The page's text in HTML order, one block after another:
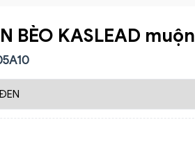
BÈO KASLEAD muộn